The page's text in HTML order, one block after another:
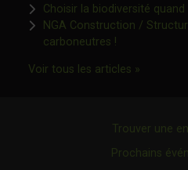
Choisir la biodiversité
NGA Construction /
carboneutres !Ce lien
Voir tous les articles »Ce lien
Trouver une
Prochains